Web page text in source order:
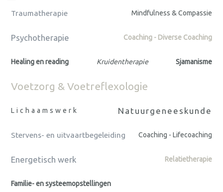
Traumatherapie Mindfulness & Compassie
Psychotherapie Coaching - Diverse Coaching
Healing en reading Kruidentherapie Sjamanisme
Voetzorg & Voetreflexologie
Lichaamswerk Natuurgeneeskunde
Stervens- en uitvaartbegeleiding Coaching - Lifecoaching
Energetisch werk Relatietherapie
Familie- en systeemopstellingen